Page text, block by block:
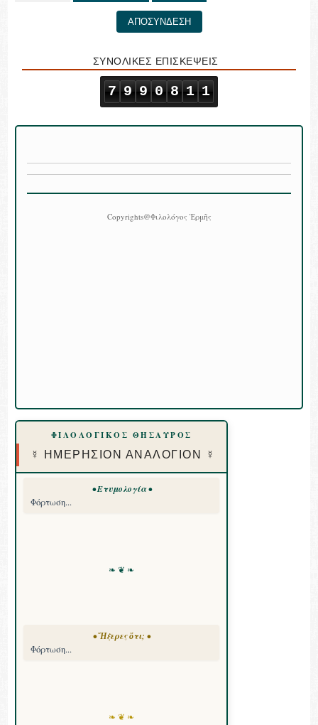
ΑΠΟΣΥΝΔΕΣΗ
ΣΥΝΟΛΙΚΕΣ ΕΠΙΣΚΕΨΕΙΣ
7 9 9 0 8 1 1
Copyrights@Φιλολόγος Ἑρμῆς
ΦΙΛΟΛΟΓΙΚΟΣ ΘΗΣΑΥΡΟΣ
☿ ΗΜΕΡΗΣΙΟΝ ΑΝΑΛΟΓΙΟΝ ☿
• Ετυμολογία •
Φόρτωση...
❧ ❦ ❧
• Ἤξερες ὅτι; •
Φόρτωση...
❧ ❦ ❧